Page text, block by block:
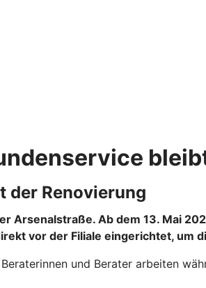
der Renovierung
Ab dem 13. Mai
vor der Filiale eingerichtet, um
und Berater arbeiten